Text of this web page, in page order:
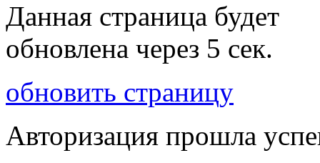
Данная страница будет
обновлена через 5 сек.
обновить страницу
Авторизация прошла